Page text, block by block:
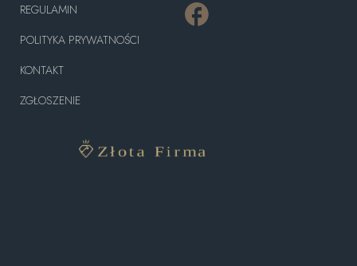
REGULAMIN
POLITYKA PRYWATNOŚCI
KONTAKT
ZGŁOSZENIE